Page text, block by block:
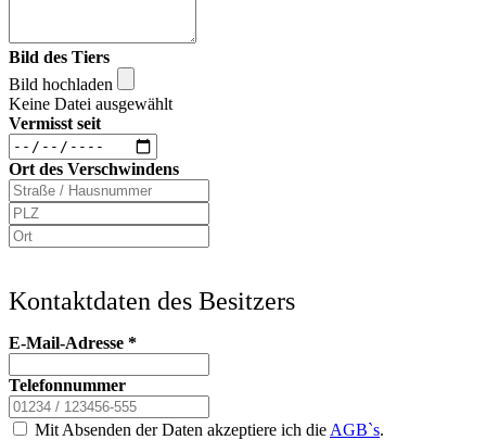
Bild des Tiers
Bild hochladen
Keine Datei ausgewählt
Vermisst seit
Ort des Verschwindens
Kontaktdaten des Besitzers
E-Mail-Adresse *
Telefonnummer
Mit Absenden der Daten akzeptiere ich die AGB`s.